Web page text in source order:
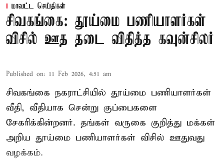
மாவட்ட செய்திகள்
சிவகங்கை: தூய்மை பணியாளர்கள்
விசில் ஊத தடை விதித்த கவுன்சிலர்
Published on: 11 Feb 2026, 4:51 am
சிவகங்கை நகராட்சியில் தூய்மை பணியாளர்கள்
வீதி, வீதியாக சென்று குப்பைகளை
சேகரிக்கின்றனர். தங்கள் வருகை குறித்து மக்கள்
அறிய தூய்மை பணியாளர்கள் விசில் ஊதுவது
வழக்கம்.